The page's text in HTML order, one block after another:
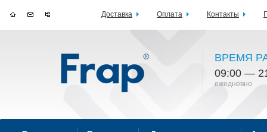
ВРЕМЯ
09:00 —
ежедневно
Доставка Оплата Контакты